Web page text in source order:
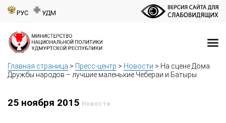
РУС УДМ
Главная страница > Пресс-центр > Новости > На сцене Дома
Дружбы народов – лучшие маленькие Чебераи и Батыры
25 ноября 2015 Новости